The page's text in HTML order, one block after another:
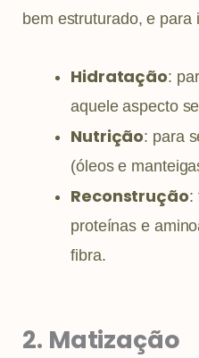
bem estruturado, e para
Hidratação:
aquele aspecto
Nutrição: para
(óleos e
Reconstrução:
proteínas e
fibra.
2. Matização